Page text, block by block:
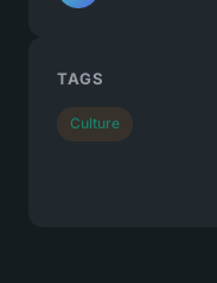
TAGS
Culture